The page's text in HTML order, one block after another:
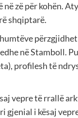
zë për kohën.
shqiptarë.
në Stamboll.
profilesh të
vepre të rrallë
gjenial i kësaj